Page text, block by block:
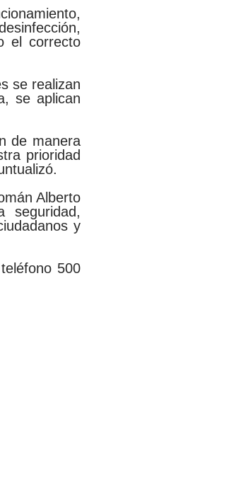
el correcto
se realizan
se aplican
de manera
prioridad
Alberto
seguridad,
y
500